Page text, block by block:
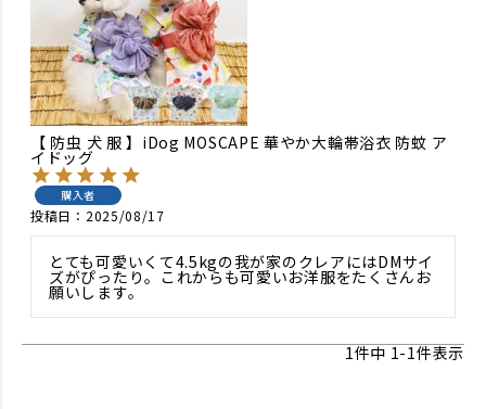
【 防虫 犬 服 】iDog MOSCAPE 華やか大輪帯浴衣 防蚊 ア
イドッグ
購入者
投稿日 2025/08/17
とても可愛いくて4.5kgの我が家のクレアにはDMサイ
ズがぴったり。これからも可愛いお洋服をたくさんお
願いします。
1件中 1-1件表示